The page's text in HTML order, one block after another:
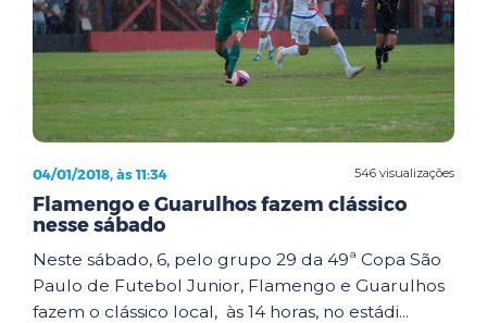
546 visualizações
04/01/2018, às 11:34
Flamengo e Guarulhos fazem clássico
nesse sábado
Neste sábado, 6, pelo grupo 29 da 49ª Copa São
Paulo de Futebol Junior, Flamengo e Guarulhos
fazem o clássico local, às 14 horas, no estádi...